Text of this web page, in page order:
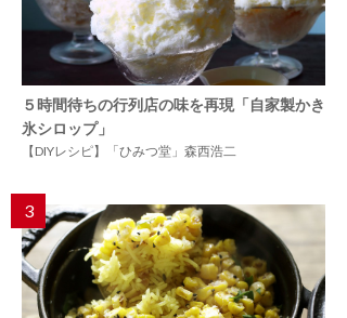
５時間待ちの行列店の味を再現「自家製かき
氷シロップ」
【DIYレシピ】「ひみつ堂」森西浩二
3